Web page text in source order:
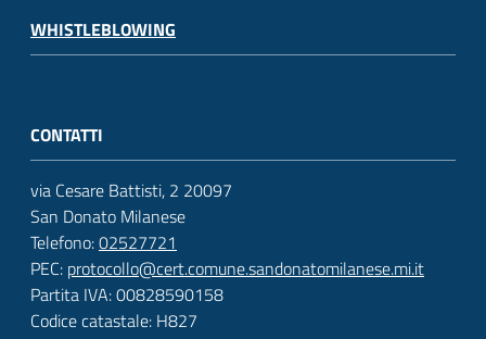
WHISTLEBLOWING
CONTATTI
via Cesare Battisti, 2 20097
San Donato Milanese
Telefono:02527721
PEC: protocollo@cert.comune.sandonatomilanese.mi.it
Partita IVA: 00828590158
Codice catastale: H827